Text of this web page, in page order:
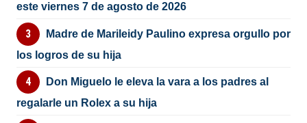
este viernes 7 de agosto de 2026
Madre de Marileidy Paulino expresa orgullo por
los logros de su hija
Don Miguelo le eleva la vara a los padres al
regalarle un Rolex a su hija